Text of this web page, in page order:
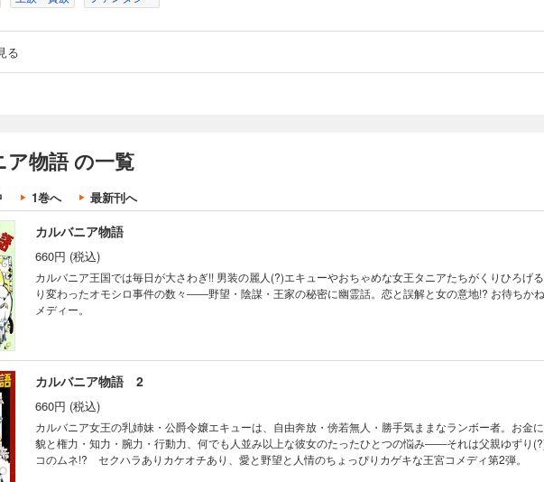
る
ア物語 の一覧
1巻へ 最新刊へ
カルバニア物語
660円 (税込)
カルバニア王国では毎日が大さわぎ!! 男装の麗人(?)エキューやおちゃめな女王タニアたちがくりひろげ
り変わったオモシロ事件の数々――野望・陰謀・王家の秘密に幽霊話。恋と誤解と女の意地!? お待ちか
メディー。
カルバニア物語 2
660円 (税込)
カルバニア女王の乳姉妹・公爵令嬢エキューは、自由奔放・傍若無人・勝手気ままなランボー者。お金
貌と権力・知力・腕力・行動力、何でも人並み以上な彼女のたったひとつの悩み――それは父親ゆずり
コのムネ!? セクハラありカケオチあり、愛と野望と人情のちょっぴりカゲキな王宮コメディ第2弾。